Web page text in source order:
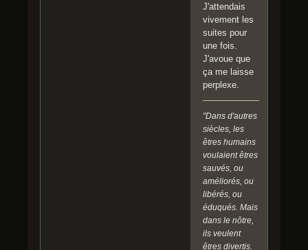
J'attendais
vivement les
suites pour
une fois.
J'avoue que
ça me laisse
perplexe.
"Dans d'autres
siècles, les
êtres humains
voulaient êtres
sauvés, ou
améliorés, ou
libérés, ou
éduqués. Mais
dans le nôtre,
ils veulent
êtres divertis.